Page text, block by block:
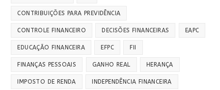
CONTRIBUIÇÕES PARA PREVIDÊNCIA
CONTROLE FINANCEIRO DECISÕES FINANCEIRAS EAPC
EDUCAÇÃO FINANCEIRA EFPC FII
FINANÇAS PESSOAIS GANHO REAL HERANÇA
IMPOSTO DE RENDA INDEPENDÊNCIA FINANCEIRA